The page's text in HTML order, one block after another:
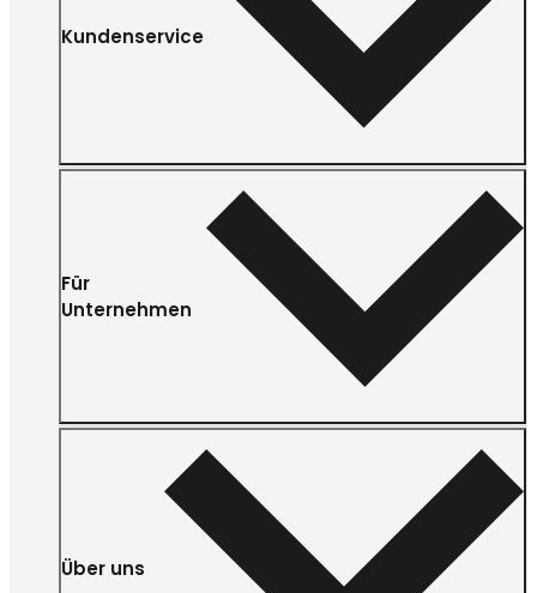
Kundenservice
Für
Unternehmen
Über uns